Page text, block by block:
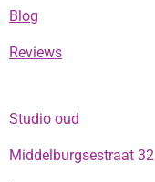
Blog
Reviews
Studio oud
Middelburgsestraat 32